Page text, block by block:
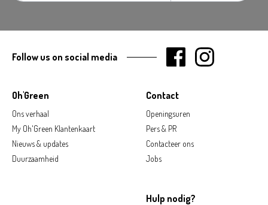
Oh'Green
Ons verhaal
My Oh'Green Klantenkaart
Nieuws & updates
Duurzaamheid
Contact
Openingsuren
Pers & PR
Contacteer ons
Jobs
Hulp nodig?
Follow us on social media